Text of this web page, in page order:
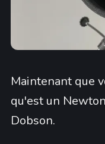
Maintenant que
qu'est un
Dobson.